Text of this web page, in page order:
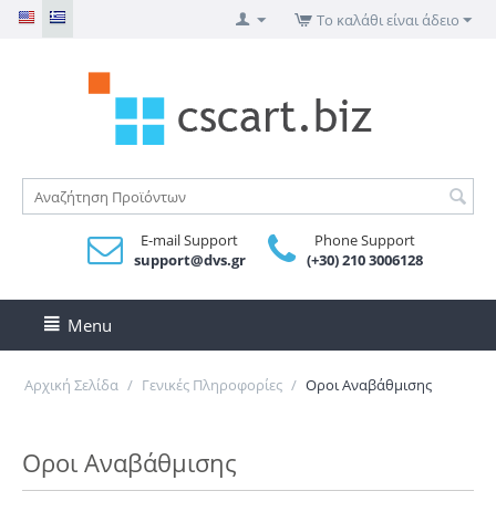
Το καλάθι είναι άδειο
E-mail Support
support@dvs.gr
Phone Support
(+30) 210 3006128
Menu
Αρχική Σελίδα / Γενικές Πληροφορίες / Οροι Αναβάθμισης
Οροι Αναβάθμισης